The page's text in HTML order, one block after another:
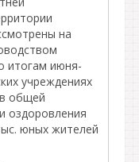
на
итогам июня-
учреждениях
общей
оздоровления
юных жителей